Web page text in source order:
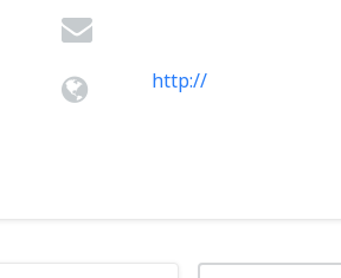
http://